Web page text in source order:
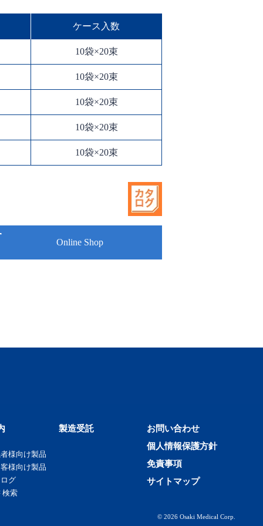
ケース入数
10袋×20束
10袋×20束
10袋×20束
10袋×20束
10袋×20束
Online Shop
様向け製品
様向け製品
グ
検索
製造受託
お問い合わせ
個人情報保護方針
免責事項
サイトマップ
© 2026 Osaki Medical Corp.